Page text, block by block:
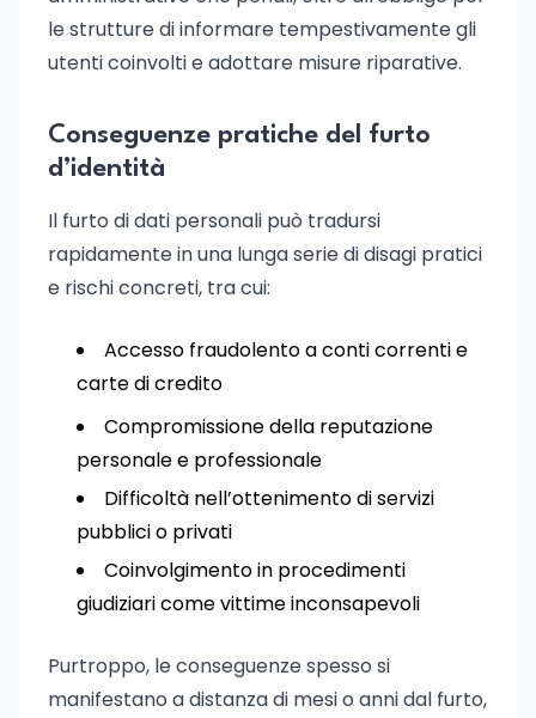
le strutture di informare tempestivamente gli
utenti coinvolti e adottare misure riparative.
Conseguenze pratiche del furto
d’identità
Il furto di dati personali può tradursi
rapidamente in una lunga serie di disagi pratici
e rischi concreti, tra cui:
Accesso fraudolento a conti correnti e
carte di credito
Compromissione della reputazione
personale e professionale
Difficoltà nell’ottenimento di servizi
pubblici o privati
Coinvolgimento in procedimenti
giudiziari come vittime inconsapevoli
Purtroppo, le conseguenze spesso si
manifestano a distanza di mesi o anni dal furto,